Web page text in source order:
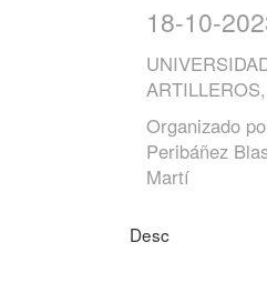
18-10-
Organizado
Peribáñez
Martí
Desc